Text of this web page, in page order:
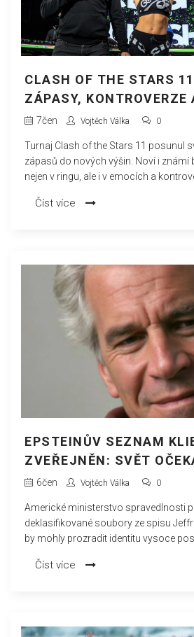
CLASH OF THE STARS
ZÁPASY, KONTROVERZE
HRDINOVÉ
7čen Vojtěch Válka 0
Turnaj Clash of the Stars 11 posunul
zápasů do nových výšin. Noví i známí
nejen v ringu, ale i v emocích a
nádechem dramatu přerostly v
Číst více
EPSTEINŮV SEZNAM
ZVEŘEJNĚN: SVĚT
ŠOKUJÍCÍ JMÉNA
6čen Vojtěch Válka 0
Americké ministerstvo spravedlnosti
deklasifikované soubory ze spisu
by mohly prozradit identitu vysoce
Andrewa, zatím bez oficiálního
Číst více